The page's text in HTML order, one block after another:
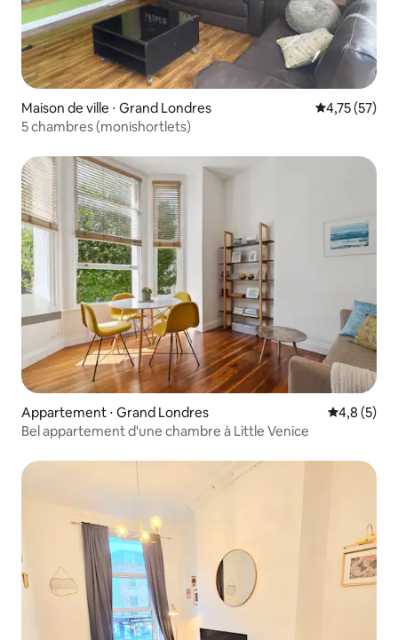
Maison de ville ⋅ Grand Londres Évaluation
4,75 (57)
5 chambres (monishortlets)
Appartement ⋅ Grand Londres Évaluation
4,8 (5)
Bel appartement d'une chambre à Little Venice